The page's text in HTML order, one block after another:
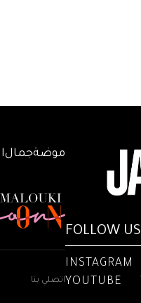
FOLLOW US
INSTAGRAM
YOUTUBE
موضةجمال
اتصلي بنا